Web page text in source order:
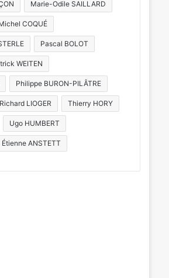
à Metz et en
2026)
Appel à candidatures : le Conseil des seniors de Metz recrute
20 juillet 2026
Marie-Odile SAILLARD
COQUÉ
Pascal BOLOT
WEITEN
Philippe BURON-PILÂTRE
Richard LIOGER Thierry HORY
Ugo HUMBERT
Étienne ANSTETT